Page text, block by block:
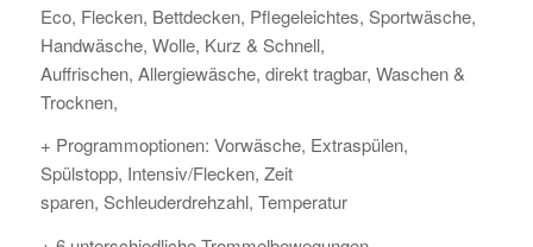
Eco, Flecken, Bettdecken, Pflegeleichtes, Sportwäsche,
Handwäsche, Wolle, Kurz & Schnell,
Auffrischen, Allergiewäsche, direkt tragbar, Waschen &
Trocknen,
+ Programmoptionen: Vorwäsche, Extraspülen,
Spülstopp, Intensiv/Flecken, Zeit
sparen, Schleuderdrehzahl, Temperatur